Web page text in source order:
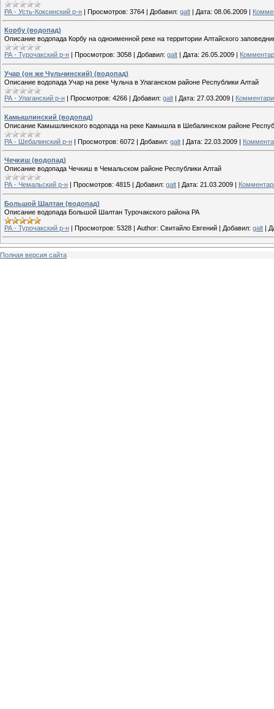
РА - Усть-Коксинский р-н | Просмотров: 3764 | Добавил: galt | Дата: 08.06.2009 |
Корбу (водопад)
Описание водопада Корбу на одноименной реке на территории Алтайского
РА - Турочакский р-н Просмотров: 3058 Добавил: galt Дата: 26.05.2009
Учар (он же Чульчинский) (водопад)
Описание водопада Учар на реке Чульча в Улаганском районе Республики Алтай
РА - Улаганский р-н | Просмотров: 4266 | Добавил: galt | Дата: 27.03.2009 |
Камышлинский (водопад)
Описание Камышлинского водопада на реке Камышла в Шебалинском районе
РА - Шебалинский р-н | Просмотров: 6072 | Добавил: galt | Дата: 22.03.2009 |
Чечкиш (водопад)
Описание водопада Чечкиш в Чемальском районе Республики Алтай
РА - Чемальский р-н Просмотров: 4815 Добавил: galt Дата: 21.03.2009
Большой Шалтан (водопад)
Описание водопада Большой Шалтан Турочакского района РА
РА - Турочакский р-н | Просмотров: 5328 | Author: Свитайло Евгений | Добавил: galt |
Полная версия сайта